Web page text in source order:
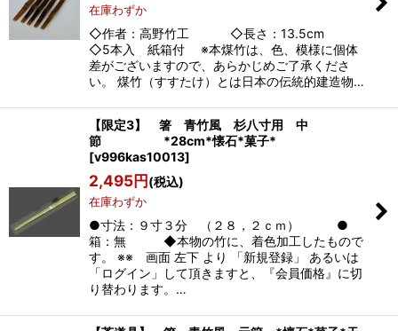
在庫わずか
◇作者：高野竹工 ◇長さ：13.5cm
◇5本入 紙箱付 ※本煤竹は、色、模様に個体
差がございますので、あらかじめご了承くださ
い。 煤竹（すすたけ）とは日本の伝統的建造物…
【限定3】 箸 青竹風 杉八寸用 中
節 *28cm*懐石*菓子*
[v996kas10013]
2,495円(税込)
在庫わずか
●寸法：９寸３分 （２８，２ｃｍ） ●
箱：無 ◆本物の竹に、着色加工したもので
す。 ※※ 画面 左下 より 「新規登録」 あるいは
「ログイン」して頂きますと、『会員価格』に切
り替わります。…